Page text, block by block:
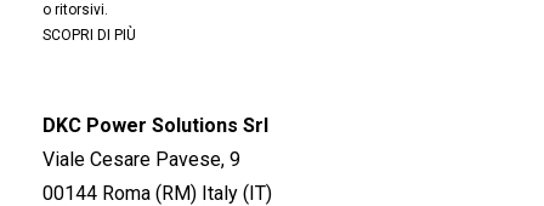
o ritorsivi.
SCOPRI DI PIÙ
DKC Power Solutions Srl
Viale Cesare Pavese, 9
00144 Roma (RM) Italy (IT)